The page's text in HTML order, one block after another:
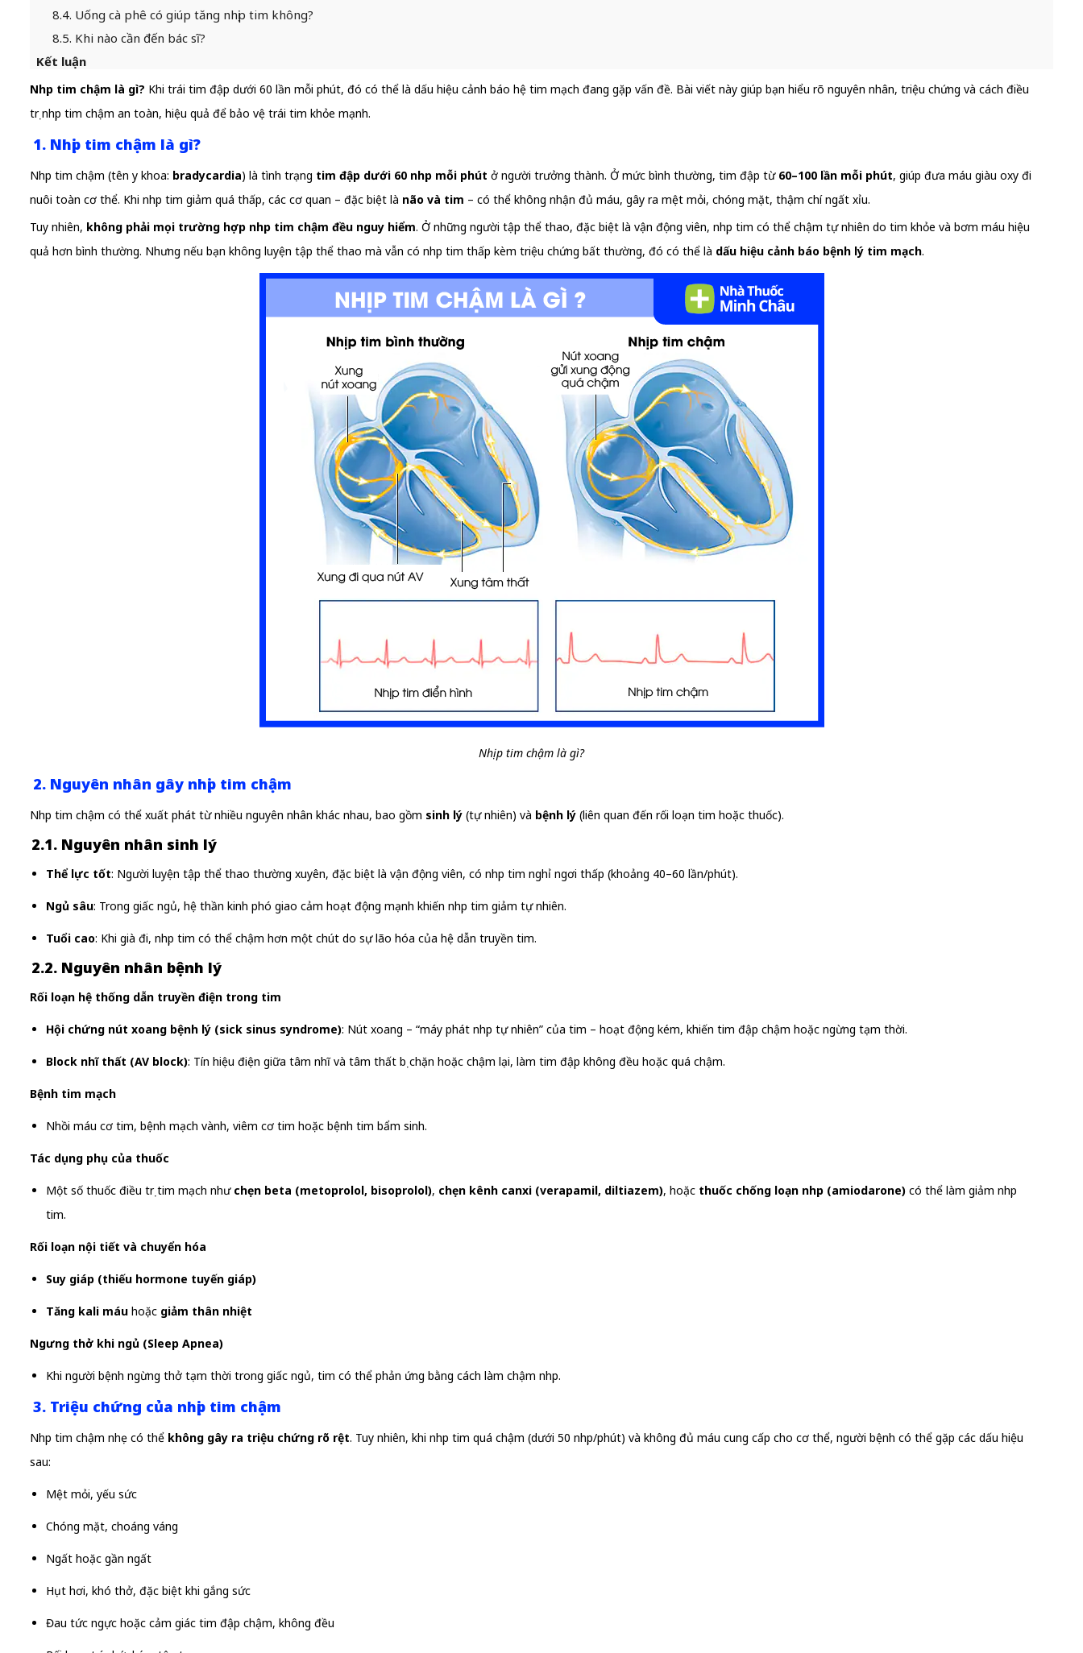
8.4. Uống cà phê có giúp tăng nhịp tim không?
8.5. Khi nào cần đến bác sĩ?
Kết luận
Nhịp tim chậm là gì? Khi trái tim đập dưới 60 lần mỗi phút, đó có thể là dấu hiệu cảnh báo hệ tim mạch đang gặp vấn đề. Bài viết này giúp bạn hiểu rõ nguyên nhân, triệu chứng và cách điều
trị nhịp tim chậm an toàn, hiệu quả để bảo vệ trái tim khỏe mạnh.
1. Nhịp tim chậm là gì?
Nhịp tim chậm (tên y khoa: bradycardia) là tình trạng tim đập dưới 60 nhịp mỗi phút ở người trưởng thành. Ở mức bình thường, tim đập từ 60–100 lần mỗi phút, giúp đưa máu giàu oxy đi
nuôi toàn cơ thể. Khi nhịp tim giảm quá thấp, các cơ quan – đặc biệt là não và tim – có thể không nhận đủ máu, gây ra mệt mỏi, chóng mặt, thậm chí ngất xỉu.
Tuy nhiên, không phải mọi trường hợp nhịp tim chậm đều nguy hiểm. Ở những người tập thể thao, đặc biệt là vận động viên, nhịp tim có thể chậm tự nhiên do tim khỏe và bơm máu hiệu
quả hơn bình thường. Nhưng nếu bạn không luyện tập thể thao mà vẫn có nhịp tim thấp kèm triệu chứng bất thường, đó có thể là dấu hiệu cảnh báo bệnh lý tim mạch.
Nhịp tim chậm là gì?
2. Nguyên nhân gây nhịp tim chậm
Nhịp tim chậm có thể xuất phát từ nhiều nguyên nhân khác nhau, bao gồm sinh lý (tự nhiên) và bệnh lý (liên quan đến rối loạn tim hoặc thuốc).
2.1. Nguyên nhân sinh lý
Thể lực tốt: Người luyện tập thể thao thường xuyên, đặc biệt là vận động viên, có nhịp tim nghỉ ngơi thấp (khoảng 40–60 lần/phút).
Ngủ sâu: Trong giấc ngủ, hệ thần kinh phó giao cảm hoạt động mạnh khiến nhịp tim giảm tự nhiên.
Tuổi cao: Khi già đi, nhịp tim có thể chậm hơn một chút do sự lão hóa của hệ dẫn truyền tim.
2.2. Nguyên nhân bệnh lý
Rối loạn hệ thống dẫn truyền điện trong tim
Hội chứng nút xoang bệnh lý (sick sinus syndrome): Nút xoang – “máy phát nhịp tự nhiên” của tim – hoạt động kém, khiến tim đập chậm hoặc ngừng tạm thời.
Block nhĩ thất (AV block): Tín hiệu điện giữa tâm nhĩ và tâm thất bị chặn hoặc chậm lại, làm tim đập không đều hoặc quá chậm.
Bệnh tim mạch
Nhồi máu cơ tim, bệnh mạch vành, viêm cơ tim hoặc bệnh tim bẩm sinh.
Tác dụng phụ của thuốc
Một số thuốc điều trị tim mạch như chẹn beta (metoprolol, bisoprolol), chẹn kênh canxi (verapamil, diltiazem), hoặc thuốc chống loạn nhịp (amiodarone) có thể làm giảm nhịp
tim.
Rối loạn nội tiết và chuyển hóa
Suy giáp (thiếu hormone tuyến giáp)
Tăng kali máu hoặc giảm thân nhiệt
Ngưng thở khi ngủ (Sleep Apnea)
Khi người bệnh ngừng thở tạm thời trong giấc ngủ, tim có thể phản ứng bằng cách làm chậm nhịp.
3. Triệu chứng của nhịp tim chậm
Nhịp tim chậm nhẹ có thể không gây ra triệu chứng rõ rệt. Tuy nhiên, khi nhịp tim quá chậm (dưới 50 nhịp/phút) và không đủ máu cung cấp cho cơ thể, người bệnh có thể gặp các dấu hiệu
sau:
Mệt mỏi, yếu sức
Chóng mặt, choáng váng
Ngất hoặc gần ngất
Hụt hơi, khó thở, đặc biệt khi gắng sức
Đau tức ngực hoặc cảm giác tim đập chậm, không đều